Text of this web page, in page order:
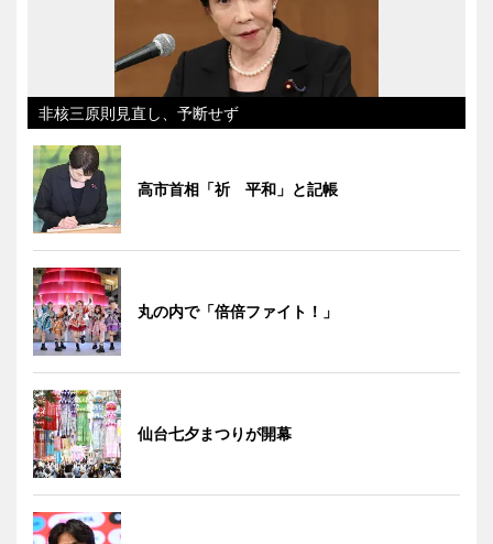
非核三原則見直し、予断せず
高市首相「祈 平和」と記帳
丸の内で「倍倍ファイト！」
仙台七夕まつりが開幕